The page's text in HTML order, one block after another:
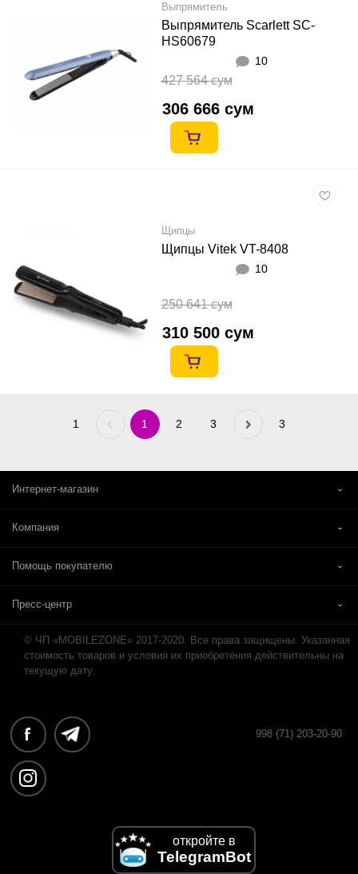
Выпрямитель
Выпрямитель Scarlett SC-
HS60679
10
427 564 сум
306 666 сум
Щипцы
Щипцы Vitek VT-8408
10
250 641 сум
310 500 сум
1 Previous
1 2 3 »Next 3
Интернет-магазин
Компания
Помощь покупателю
Пресс-центр
© ЧП «MOBILEZONE» 2017-2020. Все права защищены. Указанная
стоимость товаров и условия их приобретения действительны на
текущую дату.
998 (71) 203-20-90
откройте в
TelegramBot